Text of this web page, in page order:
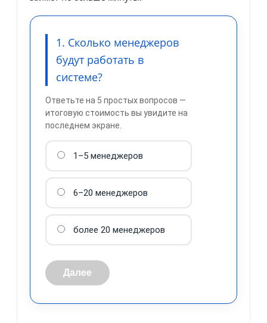
1. Сколько менеджеров
будут работать в
системе?
Ответьте на 5 простых вопросов —
итоговую стоимость вы увидите на
последнем экране.
1–5 менеджеров
6–20 менеджеров
более 20 менеджеров
Далее
обработку персональных